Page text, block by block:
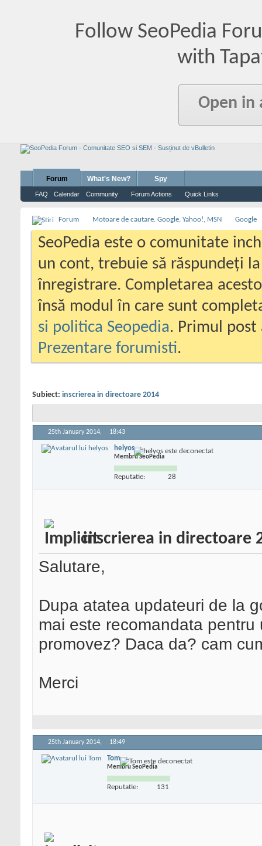
Follow SeoPedia
with
Open in
Forum
FAQ Calendar Community Forum Actions Quick Links
What's New? Spy
Forum Motoare de cautare. Google, Yahoo!, MSN Google
SeoPedia este o comunitate
un cont, trebuie să răspundeți
înregistrare. Completarea
însă modul în care sunt
si politica Seopedia. Primul
Prezentare forumisti.
Subiect: inscrierea in directoare 2014
25th January 2014, 18:43
helyos
Membru SeoPedia
Reputatie: 28
inscrierea in directoare
Salutare,
Dupa atatea updateuri de la
mai este recomandata
promovez? Daca da? cam
Merci
25th January 2014, 18:49
Tom
Membru SeoPedia
Reputatie: 131